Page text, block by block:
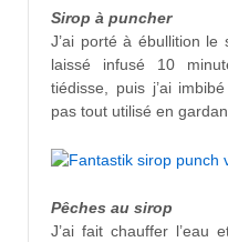
Sirop à puncher
J’ai porté à ébullition le
laissé infusé 10
tiédisse, puis j’ai
pas tout utilisé en
Pêches au sirop
J’ai fait chauffer l’eau